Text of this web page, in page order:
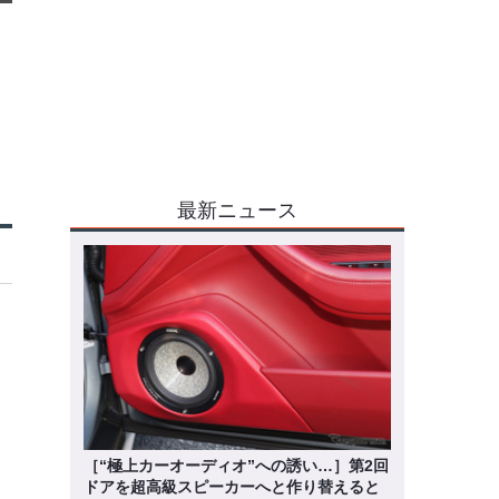
最新ニュース
［“極上カーオーディオ”への誘い…］第2回
ドアを超高級スピーカーへと作り替えると